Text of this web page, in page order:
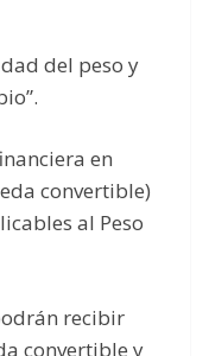
del peso y
en
convertible)
al Peso
recibir
convertible y